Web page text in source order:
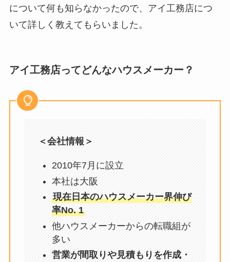
について何も知らなかったので、アイ工務店につ
いて詳しく教えてもらいました。
アイ工務店ってどんなハウスメーカー？
＜会社情報＞
2010年7月に設立
本社は大阪
現在日本のハウスメーカー界伸び
率No. 1
他ハウスメーカーからの転職組が
多い
営業が間取りや見積もりを作成・